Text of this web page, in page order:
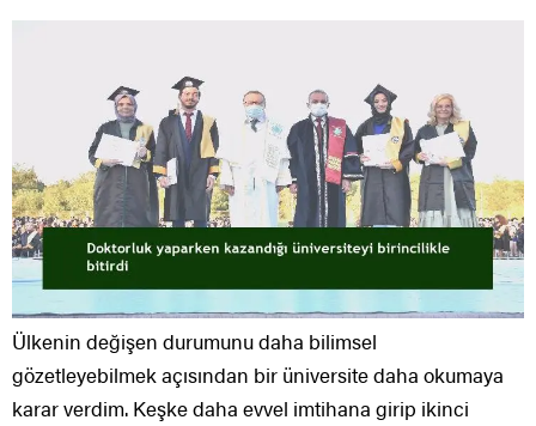
Ülkenin değişen durumunu daha bilimsel
gözetleyebilmek açısından bir üniversite daha okumaya
karar verdim. Keşke daha evvel imtihana girip ikinci